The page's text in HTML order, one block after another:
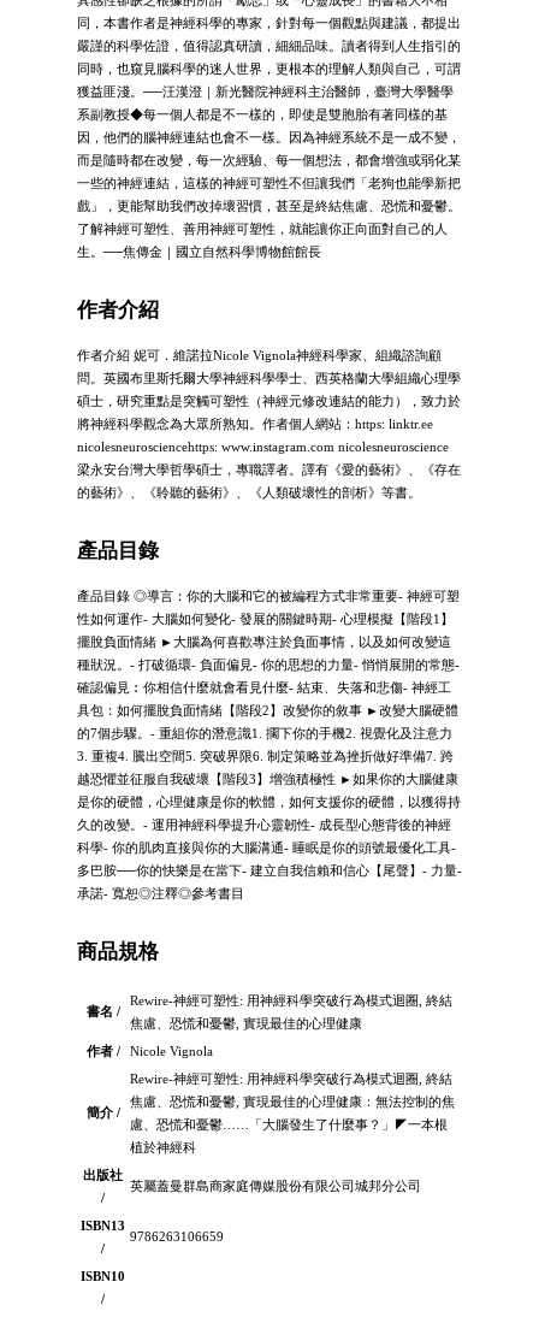
同，本書作者是神經科學的專家，針對每一個觀點與建議，都提出
嚴謹的科學佐證，值得認真研讀，細細品味。讀者得到人生指引的
同時，也窺見腦科學的迷人世界，更根本的理解人類與自己，可謂
獲益匪淺。──汪漢澄｜新光醫院神經科主治醫師，臺灣大學醫學
系副教授◆每一個人都是不一樣的，即使是雙胞胎有著同樣的基
因，他們的腦神經連結也會不一樣。因為神經系統不是一成不變，
而是隨時都在改變，每一次經驗、每一個想法，都會增強或弱化某
一些的神經連結，這樣的神經可塑性不但讓我們「老狗也能學新把
戲」，更能幫助我們改掉壞習慣，甚至是終結焦慮、恐慌和憂鬱。
了解神經可塑性、善用神經可塑性，就能讓你正向面對自己的人
生。──焦傳金｜國立自然科學博物館館長
作者介紹
作者介紹 妮可．維諾拉Nicole Vignola神經科學家、組織諮詢顧
問。英國布里斯托爾大學神經科學學士、西英格蘭大學組織心理學
碩士，研究重點是突觸可塑性（神經元修改連結的能力），致力於
將神經科學觀念為大眾所熟知。作者個人網站：https: linktr.ee
nicolesneurosciencehttps: www.instagram.com nicolesneuroscience
梁永安台灣大學哲學碩士，專職譯者。譯有《愛的藝術》、《存在
的藝術》、《聆聽的藝術》、《人類破壞性的剖析》等書。
產品目錄
產品目錄 ◎導言：你的大腦和它的被編程方式非常重要- 神經可塑
性如何運作- 大腦如何變化- 發展的關鍵時期- 心理模擬【階段1】
擺脫負面情緒 ►大腦為何喜歡專注於負面事情，以及如何改變這
種狀況。- 打破循環- 負面偏見- 你的思想的力量- 悄悄展開的常態-
確認偏見︰你相信什麼就會看見什麼- 結束、失落和悲傷- 神經工
具包：如何擺脫負面情緒【階段2】改變你的敘事 ►改變大腦硬體
的7個步驟。- 重組你的潛意識1. 擱下你的手機2. 視覺化及注意力
3. 重複4. 騰出空間5. 突破界限6. 制定策略並為挫折做好準備7. 跨
越恐懼並征服自我破壞【階段3】增強積極性 ►如果你的大腦健康
是你的硬體，心理健康是你的軟體，如何支援你的硬體，以獲得持
久的改變。- 運用神經科學提升心靈韌性- 成長型心態背後的神經
科學- 你的肌肉直接與你的大腦溝通- 睡眠是你的頭號最優化工具-
多巴胺──你的快樂是在當下- 建立自我信賴和信心【尾聲】- 力量-
承諾- 寬恕◎注釋◎參考書目
商品規格
書名 /
Rewire-神經可塑性: 用神經科學突破行為模式迴圈, 終結
焦慮、恐慌和憂鬱, 實現最佳的心理健康
作者 /
Nicole Vignola
簡介 /
Rewire-神經可塑性: 用神經科學突破行為模式迴圈, 終結
焦慮、恐慌和憂鬱, 實現最佳的心理健康：無法控制的焦
慮、恐慌和憂鬱……「大腦發生了什麼事？」◤一本根
植於神經科
出版社
/
英屬蓋曼群島商家庭傳媒股份有限公司城邦分公司
ISBN13
/
9786263106659
ISBN10
/